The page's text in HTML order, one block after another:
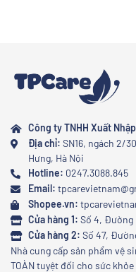
Công ty TNHH Xuất
Địa chỉ: SN16, ngách 2/
Hưng, Hà Nội
Hotline: 0247.3088.845
Email:
Shopee.vn:
Cửa hàng 1: Số 4, Đường
Cửa hàng 2: Số 47,
Nhà cung cấp sản phẩm vệ
TOÀN tuyệt đối cho sức